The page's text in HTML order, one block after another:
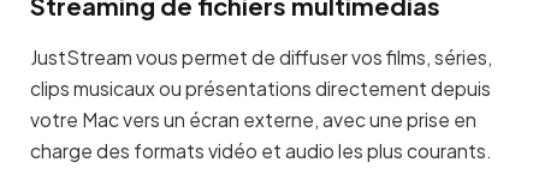
JustStream vous permet de diffuser vos films, séries,
clips musicaux ou présentations directement depuis
votre Mac vers un écran externe, avec une prise en
charge des formats vidéo et audio les plus courants.